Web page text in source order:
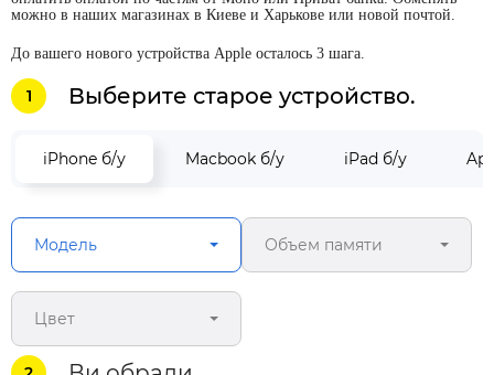
можно в наших магазинах в Киеве и Харькове или новой почтой.
До вашего нового устройства Apple осталось 3 шага.
1 Выберите старое устройство.
iPhone б/у Macbook б/у iPad б/у
Модель Объем памяти
Цвет